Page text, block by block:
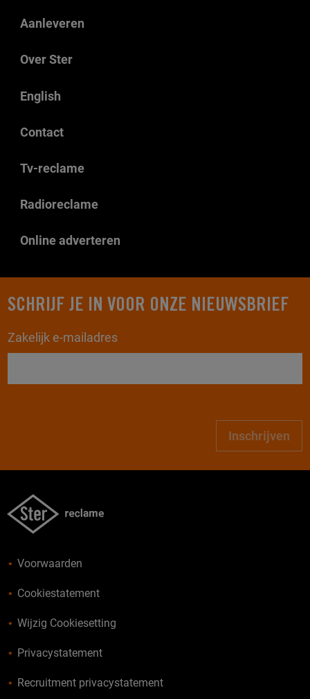
Aanleveren
Over Ster
English
Contact
Tv-reclame
Radioreclame
Online adverteren
SCHRIJF JE IN VOOR ONZE NIEUWSBRIEF
Zakelijk e-mailadres
Inschrijven
Voorwaarden
Cookiestatement
Wijzig Cookiesetting
Privacystatement
Recruitment privacystatement